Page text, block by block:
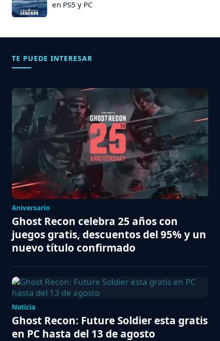
en PS5 y PC
TE PUEDE INTERESAR
Aniversario
Ghost Recon celebra 25 años con
juegos gratis, descuentos del 95% y un
nuevo título confirmado
Noticia
Ghost Recon: Future Soldier esta gratis
en PC hasta del 13 de agosto